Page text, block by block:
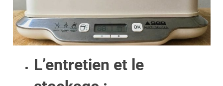
L’entretien et le